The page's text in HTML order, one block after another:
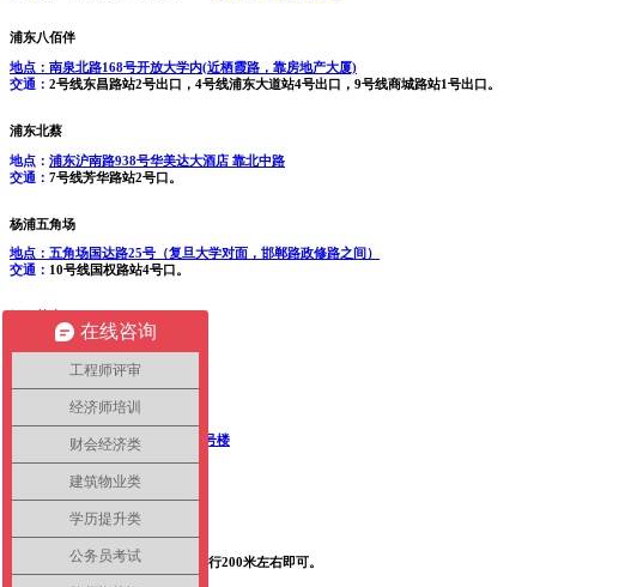
浦东八佰伴
地点： 南泉北路168号开放大学内(近栖霞路，靠房地产大厦)
交通： 2号线东昌路站2号出口，4号线浦东大道站4号出口，9号线商城路站1号出口。
浦东北蔡
地点： 浦东沪南路938号华美达大酒店 靠北中路
交通： 7号线芳华路站2号口。
杨浦五角场
地点： 五角场国达路25号（复旦大学对面，邯郸路政修路之间）
交通： 10号线国权路站4号口。
莘庄七莘路182号
1、5号莘庄站北2号口
普陀曹杨1040弄中谊大厦2号楼
宝山友谊路
3号线友谊路站1号出口，步行200米左右即可。
在线咨询
工程师评审
经济师培训
财会经济类
建筑物业类
学历提升类
公务员考试